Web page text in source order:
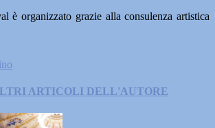
è organizzato grazie alla consulenza artistica
ARTICOLI DELL'AUTORE